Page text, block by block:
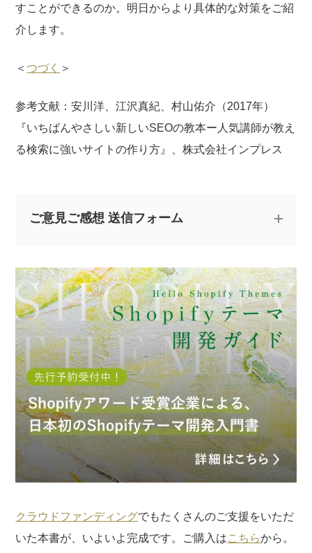
すことができるのか。明日からより具体的な対策をご紹
介します。
＜つづく ＞
参考文献：安川洋、江沢真紀、村山佑介（2017年）
『いちばんやさしい新しいSEOの教本ー人気講師が教え
る検索に強いサイトの作り方』、株式会社インプレス
ご意見ご感想 送信フォーム
にお寄せください。
※なお、ご質問については回答できない場合と、当ブログ
の記事にて個人情報を伏せたうえで回答させていただく
場合がございます。あらかじめご了承ください。
クラウドファンディングでもたくさんのご支援をいただ
いた本書が、いよいよ完成です。ご購入はこちらから。